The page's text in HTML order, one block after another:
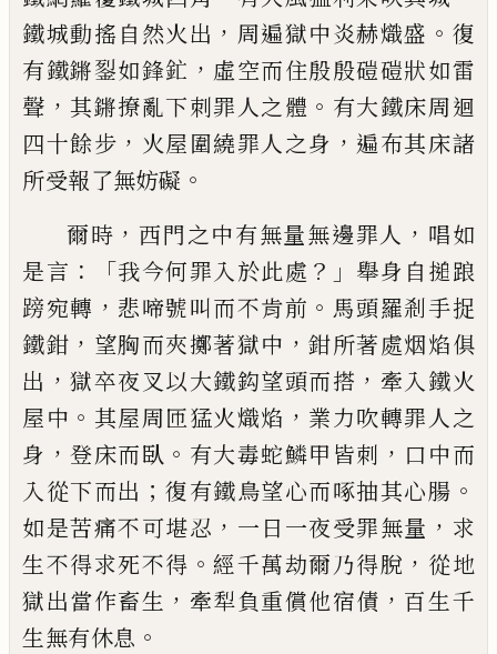
鐵城動搖自然火出 ， 周遍獄中炎赫熾盛 。 復
有鐵鏘銐如鋒釯 ， 虛空而住殷殷磑磑狀如雷
聲 ，其鏘撩亂下刺罪人之體 。 有大鐵床周迴
四十餘步 ， 火屋圍繞罪人之身 ， 遍布其床諸
所受報了無妨礙 。
爾時 ， 西門之中有無量無邊罪人 ， 唱如
是言 ：「我今何罪入於此處 ？」 舉身 自搥踉
䠙宛轉 ， 悲啼號叫而不肯前 。 馬頭羅剎手捉
鐵鉗 ， 望胸而夾擲著獄中 ，鉗所著處烟焰俱
出 ，獄卒夜叉以大鐵鈎望頭而搭 ， 牽入鐵火
屋中 。 其屋周匝猛火熾焰 ， 業力吹轉罪人之
身 ，登床而臥 。 有大毒蛇鱗甲皆刺 ， 口中而
入從下而出 ； 復有鐵鳥望心而啄抽其心腸 。
如是苦痛不可堪忍 ， 一日一夜受罪無量 ， 求
生不得求死不得 。 經千萬劫爾乃得脫 ， 從地
獄出當作畜生 ， 牽犁負重償他宿債 ， 百生千
生無有休息 。